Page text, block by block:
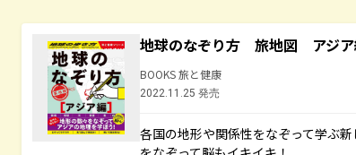
地球のなぞり方 旅地図 アジア
BOOKS 旅と健康
2022.11.25 発売
各国の地形や関係性をなぞって学ぶ